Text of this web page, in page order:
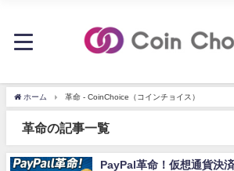
ホーム 革命 - CoinChoice（コインチョイス）
革命の記事一覧
PayPal革命！仮想通貨決